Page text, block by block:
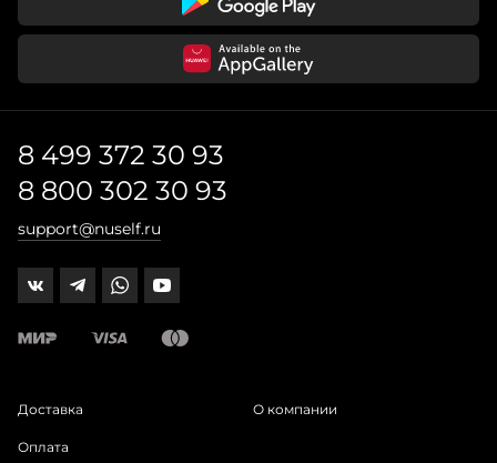
8 499 372 30 93
8 800 302 30 93
support@nuself.ru
Доставка
Оплата
О компании